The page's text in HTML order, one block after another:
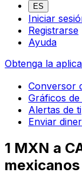
ES
Iniciar
Registrarse
Ayuda
Obtenga la
Conversor
Gráficos de
Alertas de
Enviar
1 MXN a